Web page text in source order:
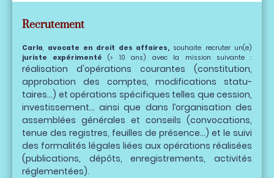
Recrutement
Carla avocate en droit des affaires,souhaite recruter un(e)
juriste expérimenté (> 10 ans) avec la mission suivante :
réalisation d'opérations courantes (constitution,
approbation des comptes, modifications statu-
taires...) et opérations spécifiques telles que cession,
investissement... ainsi que dans l’organisation des
assemblées générales et conseils (convocations,
tenue des registres, feuilles de présence…) et le suivi
des formalités légales liées aux opérations réalisées
(publications, dépôts, enregistrements, activités
réglementées).